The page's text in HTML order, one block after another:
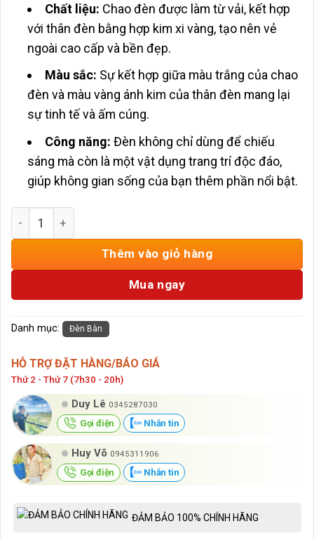
Chất liệu: Chao đèn được làm từ vải, kết hợp
với thân đèn bằng hợp kim xi vàng, tạo nên vẻ
ngoài cao cấp và bền đẹp.
Màu sắc: Sự kết hợp giữa màu trắng của chao
đèn và màu vàng ánh kim của thân đèn mang lại
sự tinh tế và ấm cúng.
Công năng: Đèn không chỉ dùng để chiếu
sáng mà còn là một vật dụng trang trí độc đáo,
giúp không gian sống của bạn thêm phần nổi bật.
Đèn Bàn Trang Trí Phòng Ngủ DB41 số lượng
Thêm vào giỏ hàng
Mua ngay
Danh mục: Đèn Bàn
HỖ TRỢ ĐẶT HÀNG/BÁO GIÁ
Thứ 2 - Thứ 7 (7h30 - 20h)
Duy Lê 0345287030
Gọi điện Nhắn tin
Huy Võ 0945311906
Gọi điện Nhắn tin
ĐẢM BẢO 100% CHÍNH HÃNG